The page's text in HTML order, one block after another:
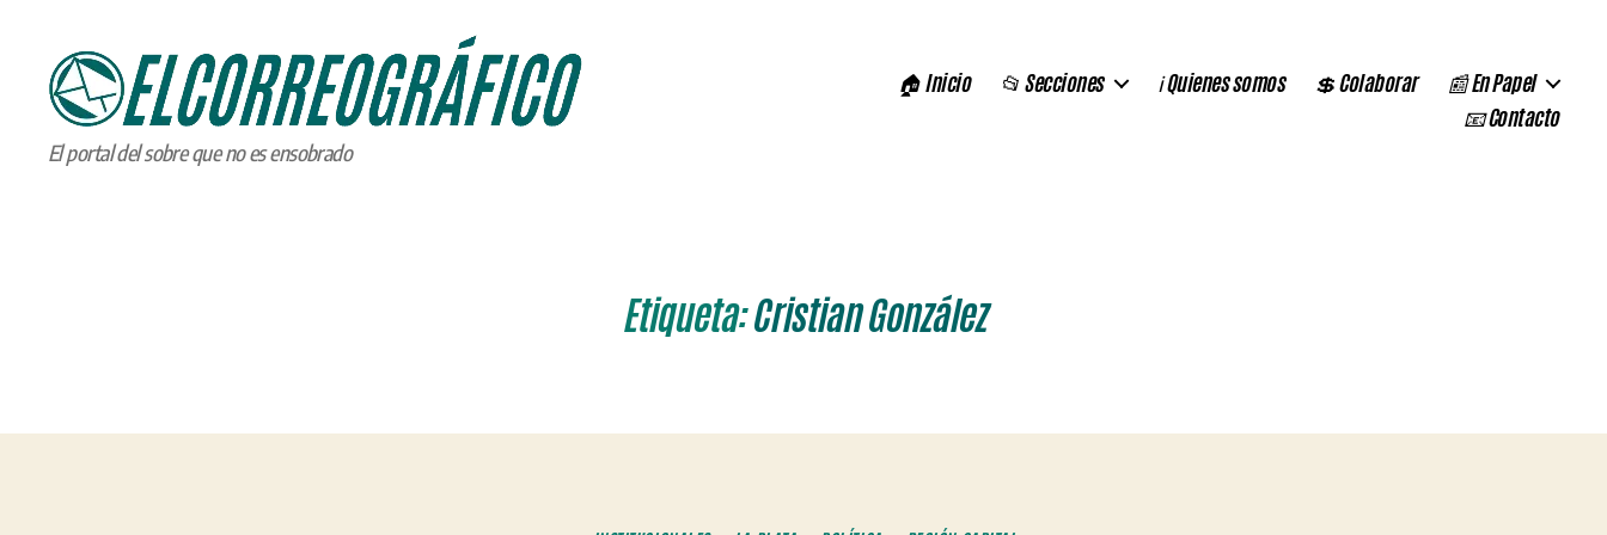
ELCORREOGRÁFICO
El portal del sobre que no es ensobrado
🏠 Inicio 📂 Secciones ℹ️ Quienes somos 💲 Colaborar
📰 En Papel
📧 Contacto
Etiqueta:Cristian González
Categorías